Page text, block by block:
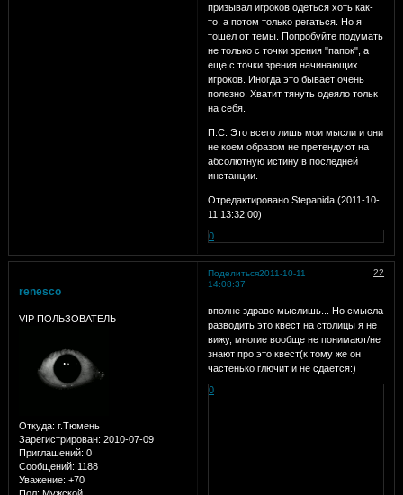
призывал игроков одеться хоть как-
то, а потом только регаться. Но я
тошел от темы. Попробуйте подумать
не только с точки зрения "папок", а
еще с точки зрения начинающих
игроков. Иногда это бывает очень
полезно. Хватит тянуть одеяло тольк
на себя.
П.С. Это всего лишь мои мысли и они
не коем образом не претендуют на
абсолютную истину в последней
инстанции.
Отредактировано Stepanida (2011-10-
11 13:32:00)
0
Поделиться 22
2011-10-11
14:08:37
renesco
VIP ПОЛЬЗОВАТЕЛЬ
Откуда: г.Тюмень
Зарегистрирован: 2010-07-09
Приглашений: 0
Сообщений: 1188
Уважение: +70
вполне здраво мыслишь... Но смысла
разводить это квест на столицы я не
вижу, многие вообще не понимают/не
знают про это квест(к тому же он
частенько глючит и не сдается:)
0